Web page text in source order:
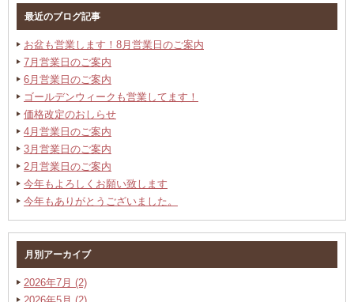
最近のブログ記事
お盆も営業します！8月営業日のご案内
7月営業日のご案内
6月営業日のご案内
ゴールデンウィークも営業してます！
価格改定のおしらせ
4月営業日のご案内
3月営業日のご案内
2月営業日のご案内
今年もよろしくお願い致します
今年もありがとうございました。
月別アーカイブ
2026年7月 (2)
2026年5月 (2)